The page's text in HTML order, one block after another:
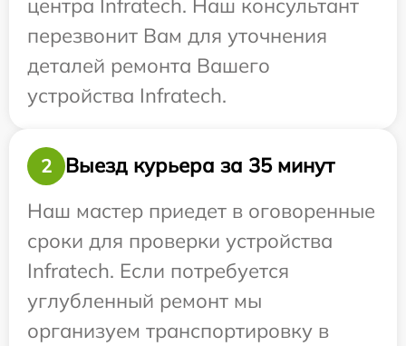
перезвонит Вам для уточнения
деталей ремонта Вашего
устройства Infratech.
2
Выезд курьера за 35 минут
Наш мастер приедет в оговоренные
сроки для проверки устройства
Infratech. Если потребуется
углубленный ремонт мы
организуем транспортировку в